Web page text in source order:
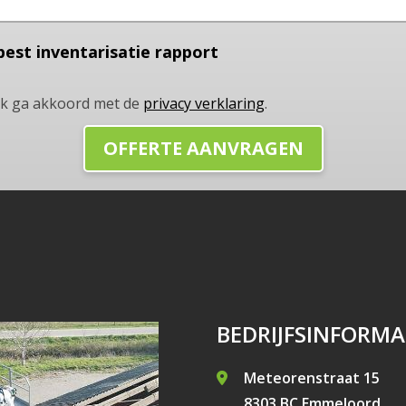
inventarisatie rapport
ga akkoord met de privacy verklaring.
Meteorenstraat 15